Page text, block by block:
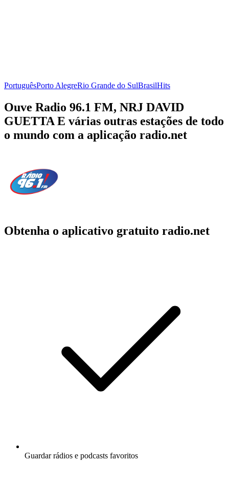
PortuguêsPorto AlegreRio Grande do SulBrasilHits
Ouve Radio 96.1 FM, NRJ DAVID
GUETTA E várias outras estações de todo
o mundo com a aplicação radio.net
Obtenha o aplicativo gratuito radio.net
Guardar rádios e podcasts favoritos